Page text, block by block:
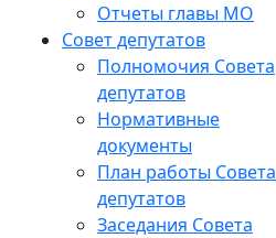
Отчеты главы МО
Совет депутатов
Полномочия Совета
депутатов
Нормативные
документы
План работы Совета
депутатов
Заседания Cовета